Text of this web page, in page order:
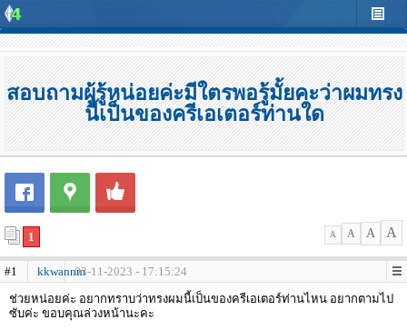
สอบถามผู้รู้หน่อยค่ะมีใตรพอรู้มั้ยคะว่าผมทรง
นี้เป็นของครีเอเตอร์ท่านใด
1 A A A A
#1 kkwannm03-11-2023 - 17:15:24
ช่วยหน่อยค่ะ อยากทราบว่าทรงผมนี้เป็นของครีเอเตอร์ท่านไหน อยากตามไป
ซับค่ะ ขอบคุณล่วงหน้านะคะ